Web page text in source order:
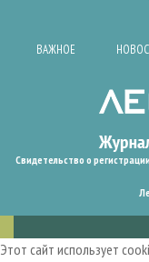
ВАЖНОЕ
Свидетельство о
Этот сайт использует